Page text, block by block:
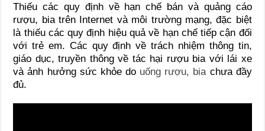
Thiếu các quy định về hạn chế bán và quảng cáo
rượu, bia trên Internet và môi trường mạng, đặc biệt
là thiếu các quy định hiệu quả về hạn chế tiếp cận đối
với trẻ em. Các quy định về trách nhiệm thông tin,
giáo dục, truyền thông về tác hại rượu bia với lái xe
và ảnh hưởng sức khỏe do uống rượu, biachưa đầy
đủ.